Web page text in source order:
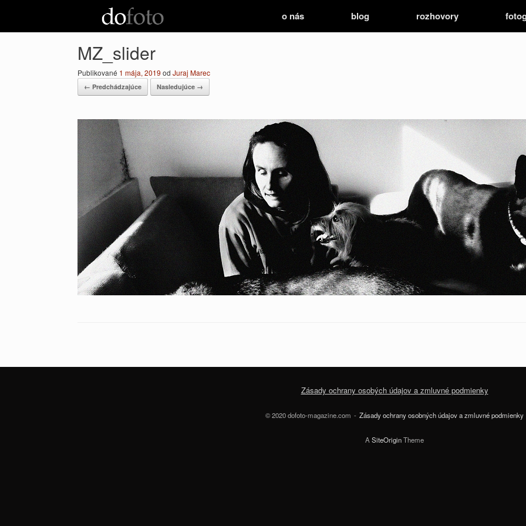
o nás blog rozhovory
MZ_slider
Publikované 1 mája, 2019 od Juraj Marec
← Predchádzajúce Nasledujúce →
Zásady ochrany osobých údajov a zmluvné podmienky
© 2020 dofoto-magazine.com Zásady ochrany osobných údajov a zmluvné podmienky
A SiteOriginTheme